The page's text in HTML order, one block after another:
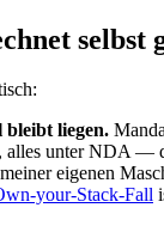
selbst
bleibt liegen.
alles unter NDA —
eigenen
your-Stack-Fall